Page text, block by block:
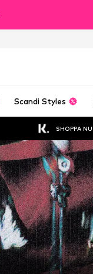
Scandi Styles
SHOPPA